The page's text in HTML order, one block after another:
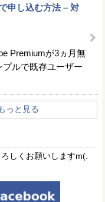
申し込む方法 – 対
Premiumが3ヵ月無
ルで既存ユーザー
っと見る
しくお願いしますm(.